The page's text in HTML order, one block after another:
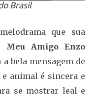
Brasil
que sua
Meu Amigo Enzo
bela mensagem de
animal é sincera e
se mostrar leal e